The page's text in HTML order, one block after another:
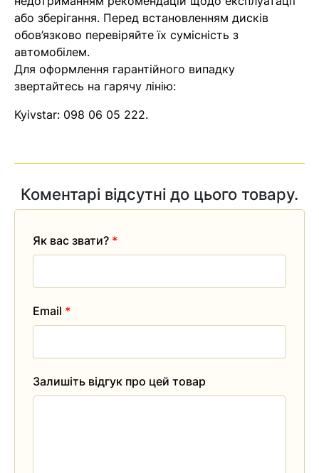
Помилка:
знайдена.
найближчим часом
або зберігання. Перед встановленням дисків
обов’язково перевіряйте їх сумісність з
автомобілем.
Для оформлення гарантійного випадку
звертайтесь на гарячу лінію:
Kyivstar: 098 06 05 222.
Коментарі відсутні до цього товару.
Залишіть відгук про цей товар
Як вас звати? *
Email *